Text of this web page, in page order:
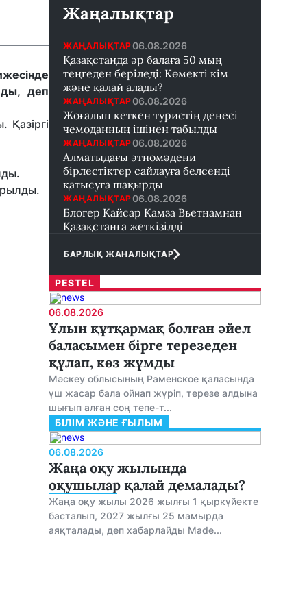
деп
Жаңалықтар
ЖАҢАЛЫҚТАР 06.08.2026
Қазақстанда әр балаға 50 мың
теңгеден беріледі: Көмекті кім
және қалай алады?
ЖАҢАЛЫҚТАР 06.08.2026
Жоғалып кеткен туристің денесі
чемоданның ішінен табылды
ЖАҢАЛЫҚТАР 06.08.2026
Алматыдағы этномәдени
бірлестіктер сайлауға белсенді
қатысуға шақырды
ЖАҢАЛЫҚТАР 06.08.2026
Блогер Қайсар Қамза Вьетнамнан
Қазақстанға жеткізілді
БАРЛЫҚ ЖАНАЛЫҚТАР
PESTEL
06.08.2026
Ұлын құтқармақ болған әйел
баласымен бірге терезеден
құлап, көз жұмды
Мәскеу облысының Раменское қаласында
үш жасар бала ойнап жүріп, терезе алдына
шығып алған соң тепе-т...
БІЛІМ ЖӘНЕ ҒЫЛЫМ
06.08.2026
Жаңа оқу жылында
оқушылар қалай демалады?
Жаңа оқу жылы 2026 жылғы 1 қыркүйекте
басталып, 2027 жылғы 25 мамырда
аяқталады, деп хабарлайды Made...